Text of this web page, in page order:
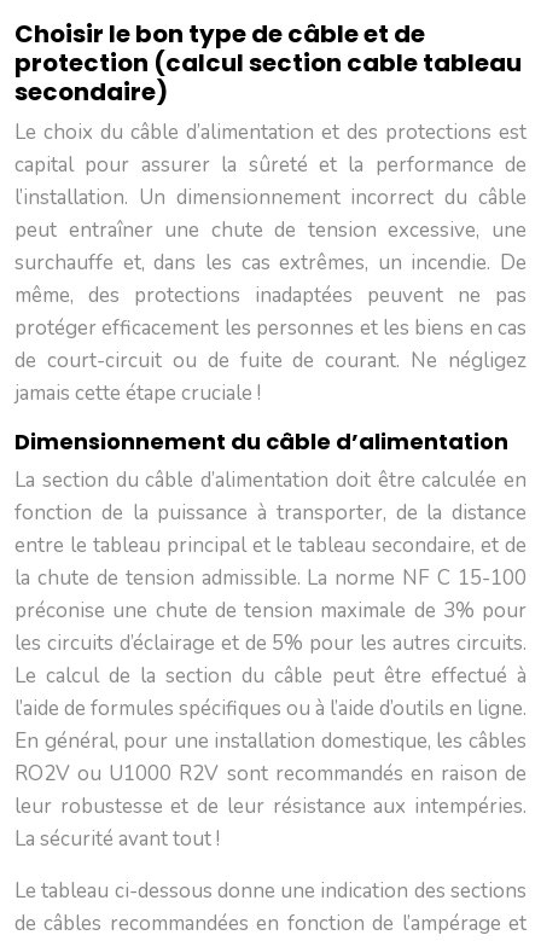
Choisir le bon type de câble et de
protection (calcul section cable tableau
secondaire)
Le choix du câble d’alimentation et des protections est
capital pour assurer la sûreté et la performance de
l’installation. Un dimensionnement incorrect du câble
peut entraîner une chute de tension excessive, une
surchauffe et, dans les cas extrêmes, un incendie. De
même, des protections inadaptées peuvent ne pas
protéger efficacement les personnes et les biens en cas
de court-circuit ou de fuite de courant. Ne négligez
jamais cette étape cruciale !
Dimensionnement du câble d’alimentation
La section du câble d’alimentation doit être calculée en
fonction de la puissance à transporter, de la distance
entre le tableau principal et le tableau secondaire, et de
la chute de tension admissible. La norme NF C 15-100
préconise une chute de tension maximale de 3% pour
les circuits d’éclairage et de 5% pour les autres circuits.
Le calcul de la section du câble peut être effectué à
l’aide de formules spécifiques ou à l’aide d’outils en ligne.
En général, pour une installation domestique, les câbles
RO2V ou U1000 R2V sont recommandés en raison de
leur robustesse et de leur résistance aux intempéries.
La sécurité avant tout !
Le tableau ci-dessous donne une indication des sections
de câbles recommandées en fonction de l’ampérage et